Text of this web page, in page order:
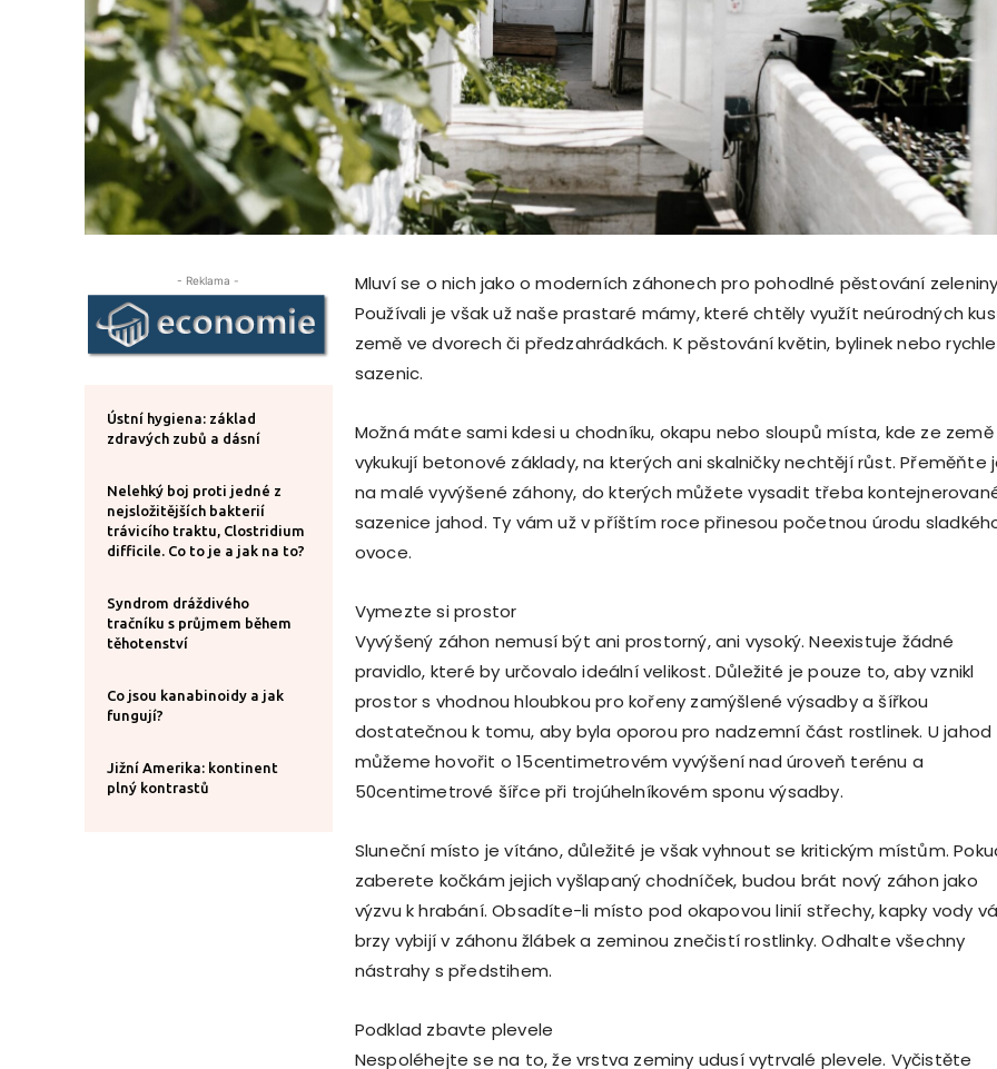
- Reklama -
Ústní hygiena: základ
zdravých zubů a dásní
Nelehký boj proti jedné z
nejsložitějších bakterií
trávicího traktu, Clostridium
difficile. Co to je a jak na to?
Syndrom dráždivého
tračníku s průjmem během
těhotenství
Co jsou kanabinoidy a jak
fungují?
Jižní Amerika: kontinent
plný kontrastů
Mluví se o nich jako o moderních záhonech pro pohodlné pěstování
Používali je však už naše prastaré mámy, které chtěly využít neúrodných
země ve dvorech či předzahrádkách. K pěstování květin, bylinek nebo
sazenic.
Možná máte sami kdesi u chodníku, okapu nebo sloupů místa, kde ze země
vykukují betonové základy, na kterých ani skalničky nechtějí růst. Přeměňte
na malé vyvýšené záhony, do kterých můžete vysadit třeba
sazenice jahod. Ty vám už v příštím roce přinesou početnou úrodu
ovoce.
Vymezte si prostor
Vyvýšený záhon nemusí být ani prostorný, ani vysoký. Neexistuje žádné
pravidlo, které by určovalo ideální velikost. Důležité je pouze to, aby vznikl
prostor s vhodnou hloubkou pro kořeny zamýšlené výsadby a šířkou
dostatečnou k tomu, aby byla oporou pro nadzemní část rostlinek. U jahod
můžeme hovořit o 15centimetrovém vyvýšení nad úroveň terénu a
50centimetrové šířce při trojúhelníkovém sponu výsadby.
Sluneční místo je vítáno, důležité je však vyhnout se kritickým místům.
zaberete kočkám jejich vyšlapaný chodníček, budou brát nový záhon jako
výzvu k hrabání. Obsadíte-li místo pod okapovou linií střechy, kapky vody
brzy vybijí v záhonu žlábek a zeminou znečistí rostlinky. Odhalte všechny
nástrahy s předstihem.
Podklad zbavte plevele
Nespoléhejte se na to, že vrstva zeminy udusí vytrvalé plevele. Vyčistěte